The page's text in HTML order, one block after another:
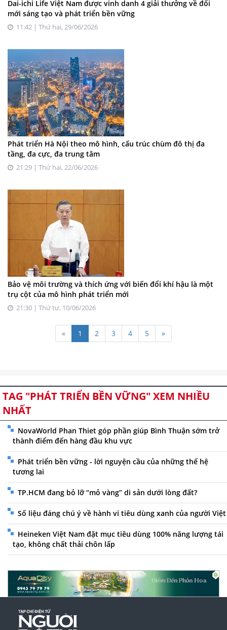
Dai-ichi Life Việt Nam được vinh danh 4 giải thưởng về đổi
mới sáng tạo và phát triển bền vững
11:42 | Thứ hai, 29/06/2026
Phát triển Hà Nội theo mô hình, cấu trúc chùm đô thị đa
tầng, đa cực, đa trung tâm
21:29 | Thứ hai, 22/06/2026
Bảo vệ môi trường và thích ứng với biến đổi khí hậu là một
trụ cột của mô hình phát triển mới
21:30 | Thứ tư, 10/06/2026
« 1 2 3 4 5 »
TAG "PHÁT TRIỂN BỀN VỮNG" XEM NHIỀU
NHẤT
NovaWorld Phan Thiet góp phần giúp Bình Thuận sớm trở
thành điểm đến hàng đầu khu vực
Phát triển bền vững - lời nguyện cầu của những thế hệ
tương lai
TP.HCM đang bỏ lỡ “mỏ vàng” di sản dưới lòng đất?
Số liệu đáng chú ý về hành vi tiêu dùng xanh của người Việt
Heineken Việt Nam đặt mục tiêu dùng 100% năng lượng tái
tạo, không chất thải chôn lấp